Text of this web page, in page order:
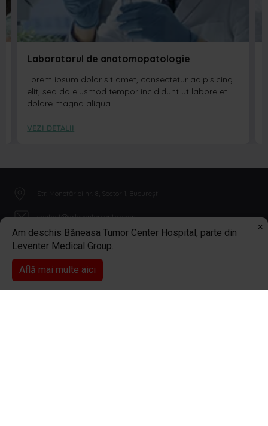
Laboratorul de anatomopatologie
Lorem ipsum dolor sit amet, consectetur adipisicing
elit, sed do eiusmod tempor incididunt ut labore et
dolore magna aliqua
VEZI DETALII
Str. Monetăriei nr. 8, Sector 1, București
contact@drleventercentre.com
0374 415 744
0374 415 744
×
Am deschis Băneasa Tumor Center Hospital, parte din
Leventer Medical Group.
Află mai multe aici